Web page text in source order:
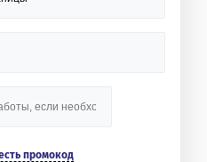
промокод